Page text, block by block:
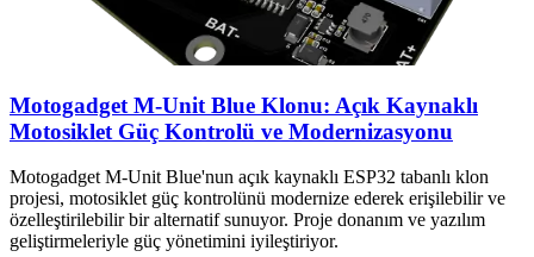
Motogadget M-Unit Blue Klonu: Açık Kaynaklı
Motosiklet Güç Kontrolü ve Modernizasyonu
Motogadget M-Unit Blue'nun açık kaynaklı ESP32 tabanlı klon
projesi, motosiklet güç kontrolünü modernize ederek erişilebilir ve
özelleştirilebilir bir alternatif sunuyor. Proje donanım ve yazılım
geliştirmeleriyle güç yönetimini iyileştiriyor.